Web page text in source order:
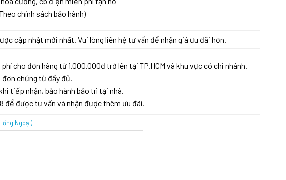
chính sách bảo hành)
cập nhật mới nhất. Vui lòng liên hệ tư vấn để nhận giá ưu đãi hơn.
cho đơn hàng từ 1.000.000đ trở lên tại TP.HCM và khu vực có chi nhánh.
đơn chứng từ đầy đủ.
tiếp nhận, bảo hành bảo trì tại nhà.
để được tư vấn và nhận được thêm ưu đãi.
Ngoại)